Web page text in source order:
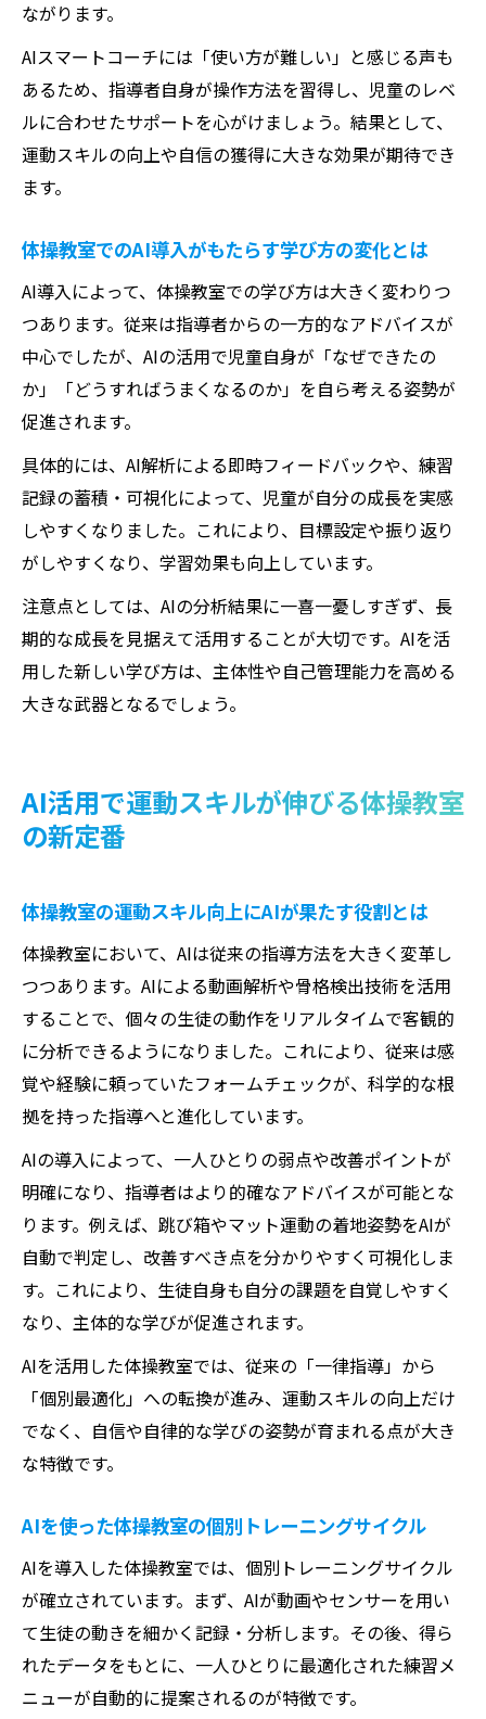
ながります。
AIスマートコーチには「使い方が難しい」と感じる声も
あるため、指導者自身が操作方法を習得し、児童のレベ
ルに合わせたサポートを心がけましょう。結果として、
運動スキルの向上や自信の獲得に大きな効果が期待でき
ます。
体操教室でのAI導入がもたらす学び方の変化とは
AI導入によって、体操教室での学び方は大きく変わりつ
つあります。従来は指導者からの一方的なアドバイスが
中心でしたが、AIの活用で児童自身が「なぜできたの
か」「どうすればうまくなるのか」を自ら考える姿勢が
促進されます。
具体的には、AI解析による即時フィードバックや、練習
記録の蓄積・可視化によって、児童が自分の成長を実感
しやすくなりました。これにより、目標設定や振り返り
がしやすくなり、学習効果も向上しています。
注意点としては、AIの分析結果に一喜一憂しすぎず、長
期的な成長を見据えて活用することが大切です。AIを活
用した新しい学び方は、主体性や自己管理能力を高める
大きな武器となるでしょう。
AI活用で運動スキルが伸びる体操教室
の新定番
体操教室の運動スキル向上にAIが果たす役割とは
体操教室において、AIは従来の指導方法を大きく変革し
つつあります。AIによる動画解析や骨格検出技術を活用
することで、個々の生徒の動作をリアルタイムで客観的
に分析できるようになりました。これにより、従来は感
覚や経験に頼っていたフォームチェックが、科学的な根
拠を持った指導へと進化しています。
AIの導入によって、一人ひとりの弱点や改善ポイントが
明確になり、指導者はより的確なアドバイスが可能とな
ります。例えば、跳び箱やマット運動の着地姿勢をAIが
自動で判定し、改善すべき点を分かりやすく可視化しま
す。これにより、生徒自身も自分の課題を自覚しやすく
なり、主体的な学びが促進されます。
AIを活用した体操教室では、従来の「一律指導」から
「個別最適化」への転換が進み、運動スキルの向上だけ
でなく、自信や自律的な学びの姿勢が育まれる点が大き
な特徴です。
AIを使った体操教室の個別トレーニングサイクル
AIを導入した体操教室では、個別トレーニングサイクル
が確立されています。まず、AIが動画やセンサーを用い
て生徒の動きを細かく記録・分析します。その後、得ら
れたデータをもとに、一人ひとりに最適化された練習メ
ニューが自動的に提案されるのが特徴です。